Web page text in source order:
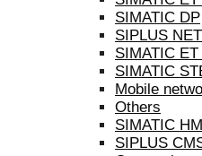
SIMATIC DP
SIPLUS NET
SIMATIC
SIMATIC
Mobile
Others
SIMATIC
SIPLUS